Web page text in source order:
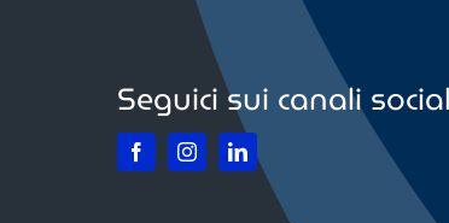
Seguici sui canali social